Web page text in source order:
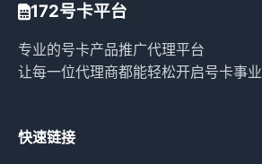
172号卡平台
专业的号卡产品推广代理平台
让每一位代理商都能轻松开启号卡事业
快速链接